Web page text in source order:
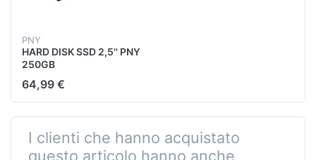
PNY
HARD DISK SSD 2,5'' PNY
250GB
64,99 €
I clienti che hanno acquistato
questo articolo hanno anche